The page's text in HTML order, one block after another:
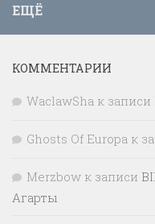
ЕЩЁ
КОММЕНТАРИИ
WaclawSha к записи
Ghosts Of Europa к
Merzbow к записи
Агарты